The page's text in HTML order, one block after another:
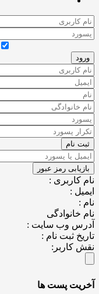
:
:
وب سایت :
ثبت نام :
کاربر:
پست ها